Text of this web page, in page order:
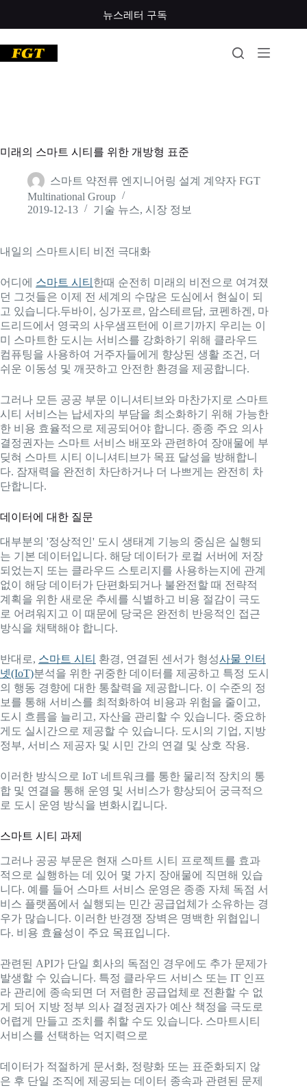
건
뉴스레터 구독
미래의 스마트 시티를 위한 개방형 표준
스마트 약전류 엔지니어링 설계 계약자 FGT
Multinational Group
2019-12-13
기술 뉴스, 시장 정보
내일의 스마트시티 비전 극대화
어디에 스마트 시티 한때 순전히 미래의 비전으로 여겨졌
던 그것들은 이제 전 세계의 수많은 도심에서 현실이 되
고 있습니다.두바이, 싱가포르, 암스테르담, 코펜하겐, 마
드리드에서 영국의 사우샘프턴에 이르기까지 우리는 이
미 스마트한 도시는 서비스를 강화하기 위해 클라우드
컴퓨팅을 사용하여 거주자들에게 향상된 생활 조건, 더
쉬운 이동성 및 깨끗하고 안전한 환경을 제공합니다.
그러나 모든 공공 부문 이니셔티브와 마찬가지로 스마트
시티 서비스는 납세자의 부담을 최소화하기 위해 가능한
한 비용 효율적으로 제공되어야 합니다. 종종 주요 의사
결정권자는 스마트 서비스 배포와 관련하여 장애물에 부
딪혀 스마트 시티 이니셔티브가 목표 달성을 방해합니
다. 잠재력을 완전히 차단하거나 더 나쁘게는 완전히 차
단합니다.
데이터에 대한 질문
대부분의 '정상적인' 도시 생태계 기능의 중심은 실행되
는 기본 데이터입니다. 해당 데이터가 로컬 서버에 저장
되었는지 또는 클라우드 스토리지를 사용하는지에 관계
없이 해당 데이터가 단편화되거나 불완전할 때 전략적
계획을 위한 새로운 추세를 식별하고 비용 절감이 극도
로 어려워지고 이 때문에 당국은 완전히 반응적인 접근
방식을 채택해야 합니다.
반대로, 스마트 시티 환경, 연결된 센서가 형성사물 인터
넷(IoT)분석을 위한 귀중한 데이터를 제공하고 특정 도시
의 행동 경향에 대한 통찰력을 제공합니다. 이 수준의 정
보를 통해 서비스를 최적화하여 비용과 위험을 줄이고,
도시 흐름을 늘리고, 자산을 관리할 수 있습니다. 중요하
게도 실시간으로 제공할 수 있습니다. 도시의 기업, 지방
정부, 서비스 제공자 및 시민 간의 연결 및 상호 작용.
이러한 방식으로 IoT 네트워크를 통한 물리적 장치의 통
합 및 연결을 통해 운영 및 서비스가 향상되어 궁극적으
로 도시 운영 방식을 변화시킵니다.
스마트 시티 과제
그러나 공공 부문은 현재 스마트 시티 프로젝트를 효과
적으로 실행하는 데 있어 몇 가지 장애물에 직면해 있습
니다. 예를 들어 스마트 서비스 운영은 종종 자체 독점 서
비스 플랫폼에서 실행되는 민간 공급업체가 소유하는 경
우가 많습니다. 이러한 반경쟁 장벽은 명백한 위협입니
다. 비용 효율성이 주요 목표입니다.
관련된 API가 단일 회사의 독점인 경우에도 추가 문제가
발생할 수 있습니다. 특정 클라우드 서비스 또는 IT 인프
라 관리에 종속되면 더 저렴한 공급업체로 전환할 수 없
게 되어 지방 정부 의사 결정권자가 예산 책정을 극도로
어렵게 만들고 조치를 취할 수도 있습니다. 스마트시티
서비스를 선택하는 억지력으로
데이터가 적절하게 문서화, 정량화 또는 표준화되지 않
은 후 단일 조직에 제공되는 데이터 종속과 관련된 문제